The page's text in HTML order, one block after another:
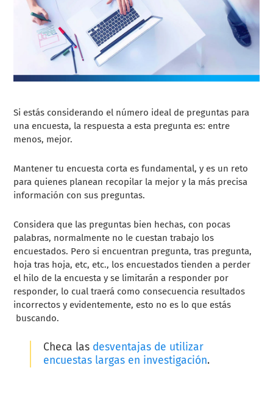
Si estás considerando el número ideal de preguntas para
una encuesta, la respuesta a esta pregunta es: entre
menos, mejor.
Mantener tu encuesta corta es fundamental, y es un reto
para quienes planean recopilar la mejor y la más precisa
información con sus preguntas.
Considera que las preguntas bien hechas, con pocas
palabras, normalmente no le cuestan trabajo los
encuestados. Pero si encuentran pregunta, tras pregunta,
hoja tras hoja, etc, etc., los encuestados tienden a perder
el hilo de la encuesta y se limitarán a responder por
responder, lo cual traerá como consecuencia resultados
incorrectos y evidentemente, esto no es lo que estás
buscando.
Checa las desventajas de utilizar
encuestas largas en investigación.